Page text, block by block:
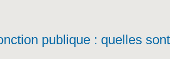
publique : quelles